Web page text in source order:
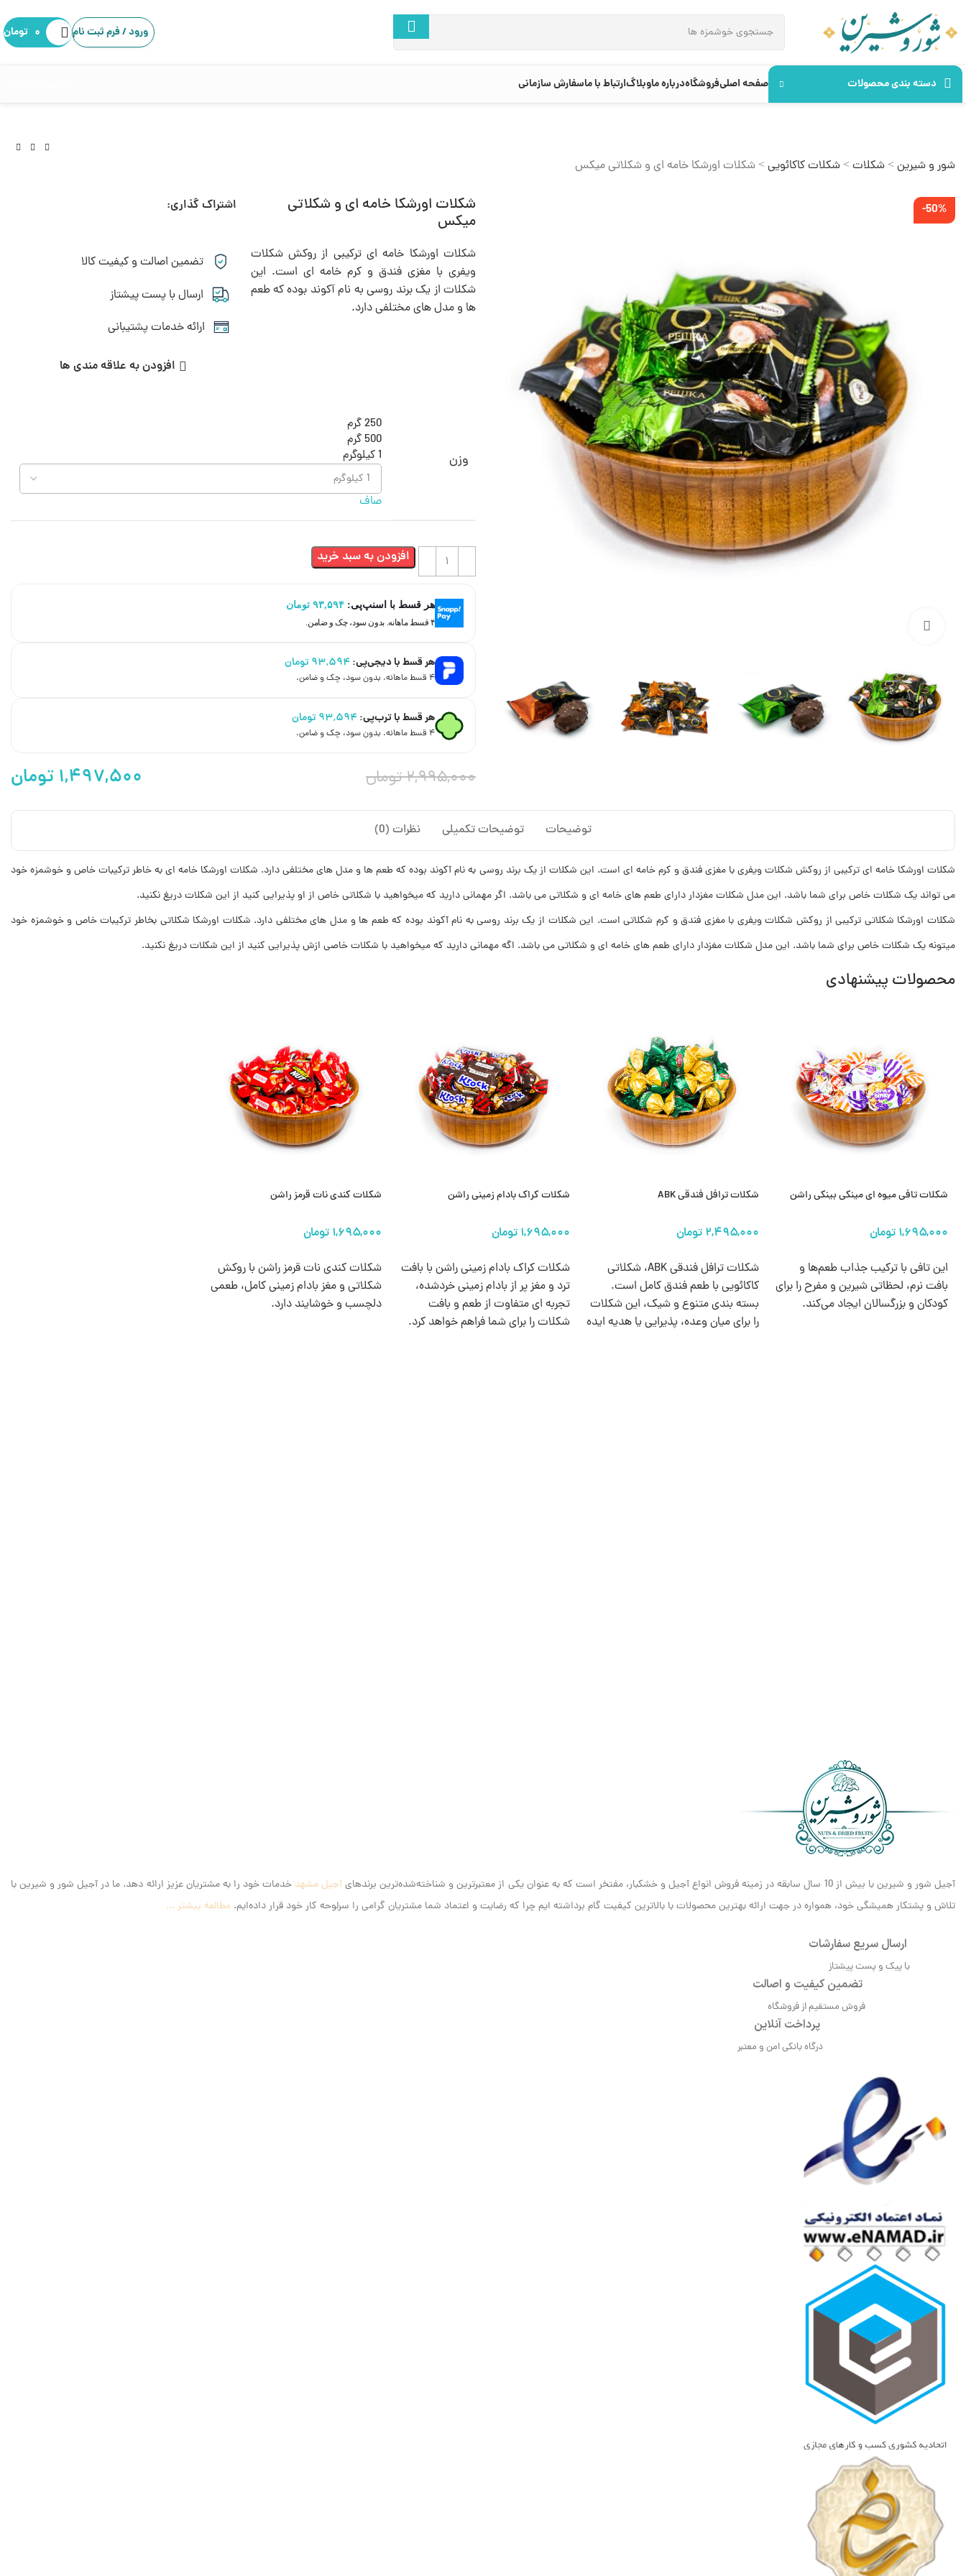
ورود / فرم ثبت نام ۰ تومان
دسته بندی محصولات صفحه اصلیفروشگاهدرباره ماوبلاگارتباط با ماسفارش سازمانی
شور و شیرین> شکلات> شکلات کاکائویی> شکلات اورشکا خامه ای و شکلاتی میکس
-50% شکلات اورشکا خامه ای و شکلاتی
میکس
اشتراک گذاری:
شکلات اورشکا خامه ای ترکیبی از روکش شکلات
ویفری با مغزی فندق و کرم خامه ای است. این
شکلات از یک برند روسی به نام آکوند بوده که طعم
ها و مدل های مختلفی دارد.
تضمین اصالت و کیفیت کالا
ارسال با پست پیشتاز
ارائه خدمات پشتیبانی
افزودن به علاقه مندی ها
وزن
250 گرم
500 گرم
1 کیلوگرم
صاف
افزودن به سبد خرید
هر قسط با اسنپ‌پی: ۹۳,۵۹۴ تومان
۴ قسط ماهانه. بدون سود، چک و ضامن.
هر قسط با دیجی‌پی: ۹۳,۵۹۴تومان
۴ قسط ماهانه. بدون سود، چک و ضامن.
هر قسط با ترب‌پی: ۹۳,۵۹۴تومان
۴ قسط ماهانه. بدون سود، چک و ضامن.
۲,۹۹۵,۰۰۰تومان ۱,۴۹۷,۵۰۰ تومان
توضیحات توضیحات تکمیلی نظرات (0)
شکلات اورشکا خامه ای ترکیبی از روکش شکلات ویفری با مغزی فندق و کرم خامه ای است. این شکلات از یک برند روسی به نام آکوند بوده که طعم ها و مدل های مختلفی دارد. شکلات اورشکا خامه ای به خاطر ترکیبات خاص و خوشمزه خود
می تواند یک شکلات خاص برای شما باشد. این مدل شکلات مغزدار دارای طعم های خامه ای و شکلاتی می باشد. اگر مهمانی دارید که میخواهید با شکلاتی خاص از او پذیرایی کنید از این شکلات دریغ نکنید.
شکلات اورشکا شکلاتی ترکیبی از روکش شکلات ویفری با مغزی فندق و کرم شکلاتی است. این شکلات از یک برند روسی به نام آکوند بوده که طعم ها و مدل های مختلفی دارد. شکلات اورشکا شکلاتی بخاطر ترکیبات خاص و خوشمزه خود
میتونه یک شکلات خاص برای شما باشد. این مدل شکلات مغزدار دارای طعم های خامه ای و شکلاتی می باشد. اگه مهمانی دارید که میخواهید با شکلات خاصی ازش پذیرایی کنید از این شکلات دریغ نکنید.
محصولات پیشنهادی
شکلات تافی میوه ای مینکی بینکی راشن
این تافی با ترکیب جذاب طعم‌ها و
بافت نرم، لحظاتی شیرین و مفرح را برای
کودکان و بزرگسالان ایجاد می‌کند.
شکلات ترافل فندقی ABK
شکلات ترافل فندقی ABK، شکلاتی
کاکائویی با طعم فندق کامل است.
بسته‌ بندی‌ متنوع و شیک، این شکلات
را برای میان‌ وعده، پذیرایی یا هدیه ایده‌
شکلات کراک بادام زمینی راشن
شکلات کراک بادام زمینی راشن با بافت
ترد و مغز پر از بادام‌ زمینی خردشده،
تجربه‌ ای متفاوت از طعم و بافت
شکلات را برای شما فراهم خواهد کرد.
شکلات کندی نات قرمز راشن
شکلات کندی نات قرمز راشن با روکش
شکلاتی و مغز بادام‌ زمینی کامل، طعمی
دلچسب و خوشایند دارد.
آجیل شور و شیرین با بیش از 10 سال سابقه در زمینه فروش انواع آجیل و خشکبار، مفتخر است که به عنوان یکی از معتبرترین و شناخته‌شده‌ترین برندهای آجیل مشهد خدمات خود را به مشتریان عزیز ارائه دهد. ما در آجیل شور و شیرین با
تلاش و پشتکار همیشگی خود، همواره در جهت ارائه بهترین محصولات با بالاترین کیفیت گام برداشته ایم‌ چرا که رضایت و اعتماد شما مشتریان گرامی را سرلوحه کار خود قرار داده‌ایم. مطالعه بیشتر ...
ارسال سریع سفارشات
با پیک و پست پیشتاز
تضمین کیفیت و اصالت
فروش مستقیم از فروشگاه
پرداخت آنلاین
درگاه بانکی امن و معتبر